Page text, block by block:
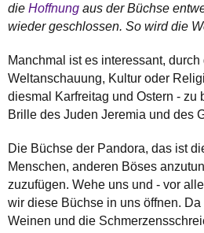
die Hoffnung aus der Büchse
wieder geschlossen. So wird die
Manchmal ist es interessant,
Weltanschauung, Kultur oder
diesmal Karfreitag und Ostern - zu
Brille des Juden Jeremia und des
Die Büchse der Pandora, das ist
Menschen, anderen Böses
zuzufügen. Wehe uns und - vor
wir diese Büchse in uns öffnen.
Weinen und die